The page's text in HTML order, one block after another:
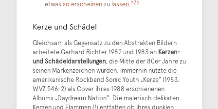
etwas so erscheinen zu lassen.“26
Kerze und Schädel
Gleichsam als Gegensatz zu den Abstrakten Bildern
arbeitete Gerhard Richter 1982 und 1983 an Kerzen-
und Schädeldarstellungen, die Mitte der 80er Jahre zu
seinen Markenzeichen wurden. Immerhin nutzte die
amerikanische Rockband Sonic Youth „Kerze“ (1983,
WVZ 546-2) als Cover ihres 1988 erschienenen
Albums „Daydream Nation“. Die malerisch delikaten
Kerzen und Flammen (!) entfalten ob ihres dunklen